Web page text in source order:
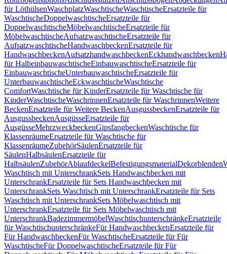
für LöthülsenWaschplatzWaschtischeWaschtischeErsatzteile für
WaschtischeDoppelwaschtischeErsatzteile für
DoppelwaschtischeMöbelwaschtischeErsatzteile für
MöbelwaschtischeAufsatzwaschtischeErsatzteile für
AufsatzwaschtischeHandwaschbeckenErsatzteile für
HandwaschbeckenAufsatzhandwaschbeckenEckhandwaschbecken
für HalbeinbauwaschtischeEinbauwaschtischeErsatzteile für
EinbauwaschtischeUnterbauwaschtischeErsatzteile für
UnterbauwaschtischeEckwaschtischeWaschtische
ComfortWaschtische für KinderErsatzteile für Waschtische für
KinderWaschtischeWaschrinnenErsatzteile für WaschrinnenWeitere
BeckenErsatzteile für Weitere BeckenAusgussbeckenErsatzteile für
AusgussbeckenAusgüsseErsatzteile für
AusgüsseMehrzweckbeckenGipsfangbeckenWaschtische für
KlassenräumeErsatzteile für Waschtische für
KlassenräumeZubehörSäulenErsatzteile für
SäulenHalbsäulenErsatzteile für
HalbsäulenZubehörAblaufdeckelBefestigungsmaterialDekorblenden
Waschtisch mit UnterschrankSets Handwaschbecken mit
UnterschrankErsatzteile für Sets Handwaschbecken mit
UnterschrankSets Waschtisch mit UnterschrankErsatzteile für Sets
Waschtisch mit UnterschrankSets Möbelwaschtisch mit
UnterschrankErsatzteile für Sets Möbelwaschtisch mit
UnterschrankBadezimmermöbelWaschtischunterschränkeErsatzteile
für WaschtischunterschränkeFür HandwaschbeckenErsatzteile für
Für HandwaschbeckenFür WaschtischeErsatzteile für Für
WaschtischeFür DoppelwaschtischeErsatzteile für Für